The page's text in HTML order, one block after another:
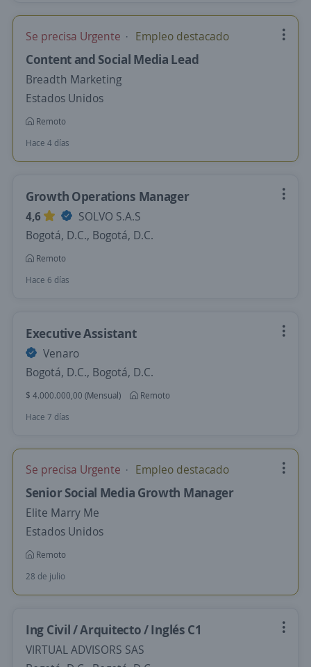
Se precisa Urgente Empleo destacado
Content and Social Media Lead
Breadth Marketing
Estados Unidos
Remoto
Hace 4 días
Growth Operations Manager
4,6
SOLVO S.A.S
Bogotá, D.C., Bogotá, D.C.
Remoto
Hace 6 días
Executive Assistant
Venaro
Bogotá, D.C., Bogotá, D.C.
$ 4.000.000,00 (Mensual)
Remoto
Hace 7 días
Se precisa Urgente Empleo destacado
Senior Social Media Growth Manager
Elite Marry Me
Estados Unidos
Remoto
28 de julio
Ing Civil / Arquitecto / Inglés C1
VIRTUAL ADVISORS SAS